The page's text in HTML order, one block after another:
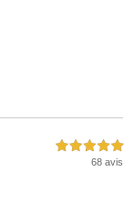
5,0 étoiles sur 5
68 avis